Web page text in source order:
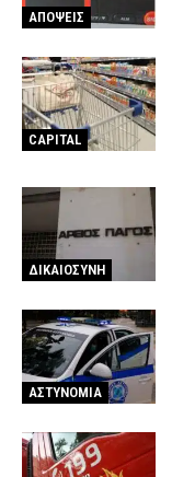
ΑΠΟΨΕΙΣ
CAPITAL
ΔΙΚΑΙΟΣΥΝΗ
ΑΣΤΥΝΟΜΙΑ